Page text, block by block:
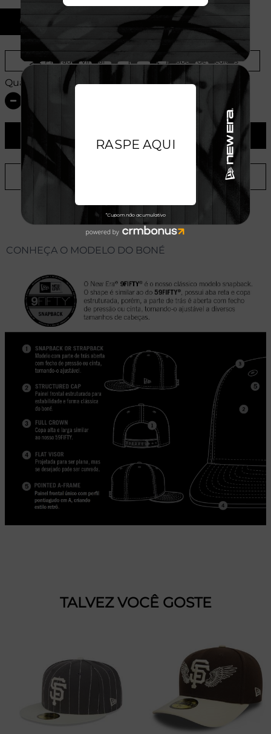
U
Provador Virtual Tabela de Medidas
Quantidade:
ADICIONAR A LISTA DE DESEJOS
CONHEÇA O MODELO DO BONÉ
TALVEZ VOCÊ GOSTE